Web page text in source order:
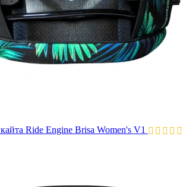
Ride Engine Brisa Women's V1